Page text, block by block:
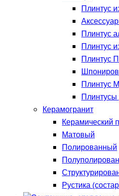
Плинтус
Плинтус
Плинтус
Плинтус
Плинтус
Керамогранит
Керамический
Матовый
Полированный
Рустика